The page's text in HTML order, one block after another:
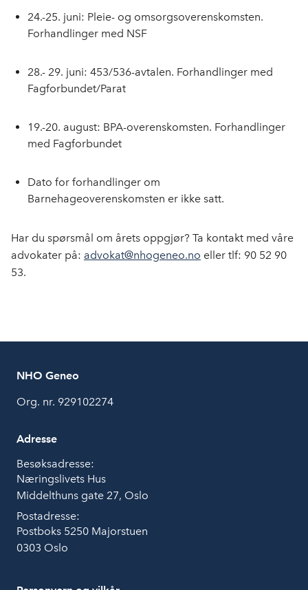
24.-25. juni: Pleie- og omsorgsoverenskomsten.
Forhandlinger med NSF
28.- 29. juni: 453/536-avtalen. Forhandlinger med
Fagforbundet/Parat
19.-20. august: BPA-overenskomsten. Forhandlinger
med Fagforbundet
Dato for forhandlinger om
Barnehageoverenskomsten er ikke satt.
Har du spørsmål om årets oppgjør? Ta kontakt med våre
advokater på: advokat@nhogeneo.no eller tlf: 90 52 90
53.
NHO Geneo
Org. nr. 929102274
Adresse
Besøksadresse:
Næringslivets Hus
Middelthuns gate 27, Oslo
Postadresse:
Postboks 5250 Majorstuen
0303 Oslo